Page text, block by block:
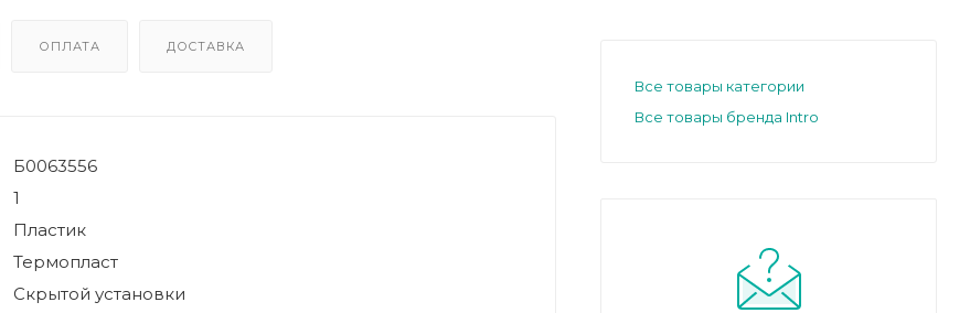
ОПЛАТА ДОСТАВКА
Б0063556
1
Пластик
Термопласт
Скрытой установки
Все товары категории
Все товары бренда Intro